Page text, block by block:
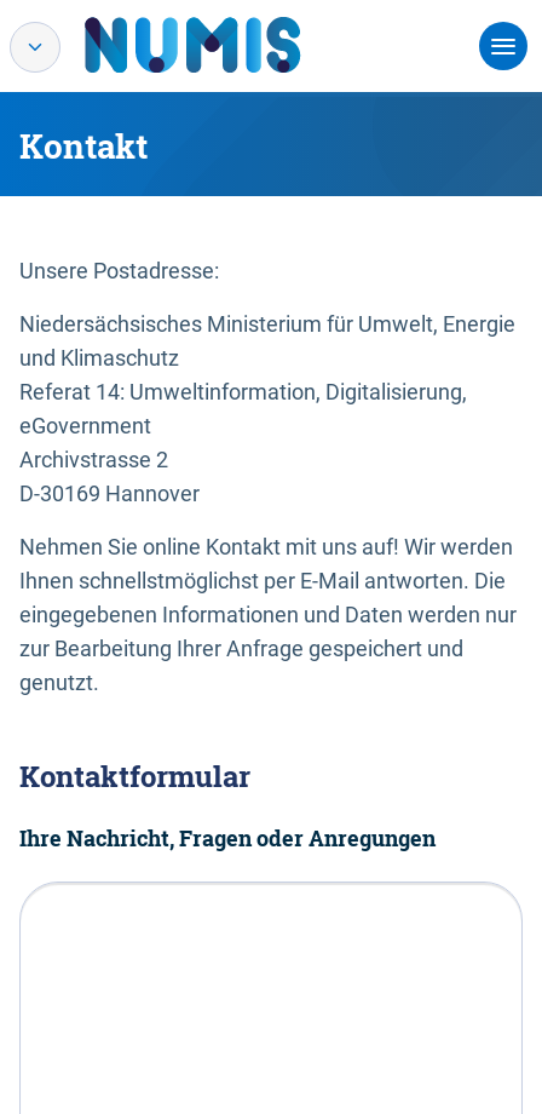
Kontakt
Unsere Postadresse:
Niedersächsisches Ministerium für Umwelt, Energie
und Klimaschutz
Referat 14: Umweltinformation, Digitalisierung,
eGovernment
Archivstrasse 2
D-30169 Hannover
Nehmen Sie online Kontakt mit uns auf! Wir werden
Ihnen schnellstmöglichst per E-Mail antworten. Die
eingegebenen Informationen und Daten werden nur
zur Bearbeitung Ihrer Anfrage gespeichert und
genutzt.
Kontaktformular
Ihre Nachricht, Fragen oder Anregungen